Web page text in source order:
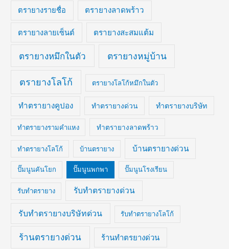
ตรายางรายชื่อ ตรายางลาดพร้าว
ตรายางลายเซ็นต์ ตรายางสะสมแต้ม
ตรายางหมึกในตัว ตรายางหมู่บ้าน
ตรายางโลโก้ ตรายางโลโก้หมึกในตัว
ทำตรายางคูปอง ทำตรายางด่วน ทำตรายางบริษัท
ทำตรายางรามคำแหง ทำตรายางลาดพร้าว
ทำตรายางโลโก้ บ้านตรายาง บ้านตรายางด่วน
ปั๊มนูนคันโยก ปั๊มนูนพกพา ปั๊มนูนโรงเรียน
รับทำตรายาง รับทำตรายางด่วน
รับทำตรายางบริษัทด่วน รับทำตรายางโลโก้
ร้านตรายางด่วน ร้านทำตรยางด่วน